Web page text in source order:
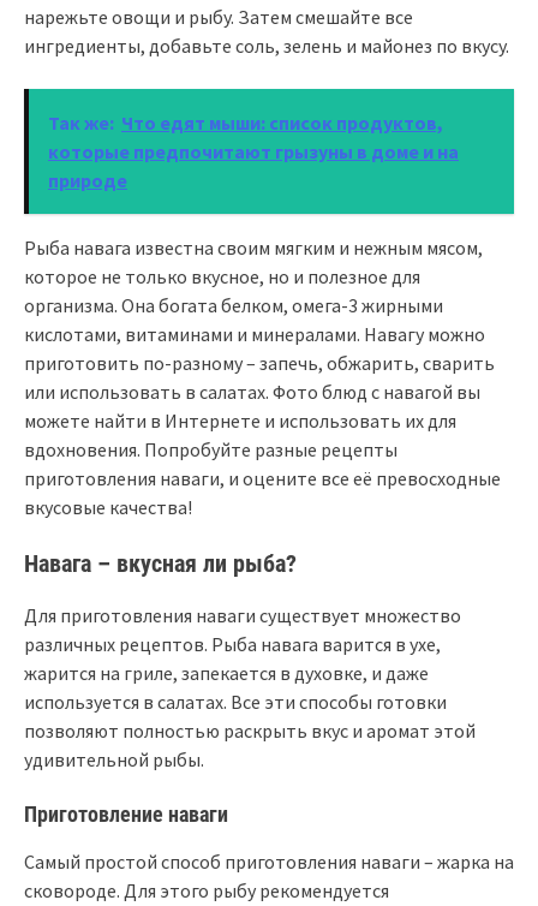
нарежьте овощи и рыбу. Затем смешайте все
ингредиенты, добавьте соль, зелень и майонез по вкусу.
Так же: Что едят мыши: список продуктов,
которые предпочитают грызуны в доме и на
природе
Рыба навага известна своим мягким и нежным мясом,
которое не только вкусное, но и полезное для
организма. Она богата белком, омега-3 жирными
кислотами, витаминами и минералами. Навагу можно
приготовить по-разному – запечь, обжарить, сварить
или использовать в салатах. Фото блюд с навагой вы
можете найти в Интернете и использовать их для
вдохновения. Попробуйте разные рецепты
приготовления наваги, и оцените все её превосходные
вкусовые качества!
Навага – вкусная ли рыба?
Для приготовления наваги существует множество
различных рецептов. Рыба навага варится в ухе,
жарится на гриле, запекается в духовке, и даже
используется в салатах. Все эти способы готовки
позволяют полностью раскрыть вкус и аромат этой
удивительной рыбы.
Приготовление наваги
Самый простой способ приготовления наваги – жарка на
сковороде. Для этого рыбу рекомендуется